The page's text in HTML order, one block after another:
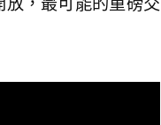
，最可能的重磅交